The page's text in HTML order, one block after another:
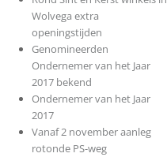
Wolvega extra
openingstijden
Genomineerden
Ondernemer van het Jaar
2017 bekend
Ondernemer van het Jaar
2017
Vanaf 2 november aanleg
rotonde PS-weg